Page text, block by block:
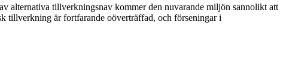
alternativa tillverkningsnav kommer den nuvarande miljön sannolikt att
tillverkning är fortfarande oöverträffad, och förseningar i